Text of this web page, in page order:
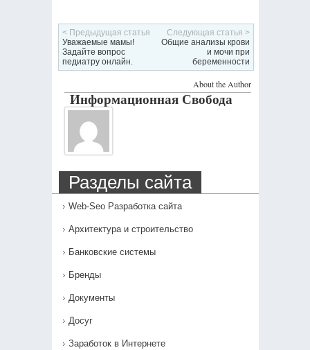
< Предыдущая статья
Уважаемые мамы!
Задайте вопрос
педиатру онлайн.
Следующая статья >
Общие анализы крови
и мочи при
беременности
About the Author
Информационная Свобода
Разделы сайта
Web-Seo Разработка сайта
Архитектура и строительство
Банковские системы
Бренды
Документы
Досуг
Заработок в Интернете